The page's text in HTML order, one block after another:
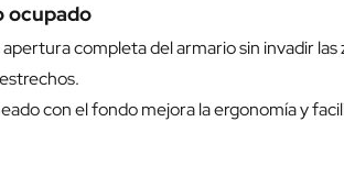
ocupado
completa del armario sin invadir
con el fondo mejora la ergonomía y